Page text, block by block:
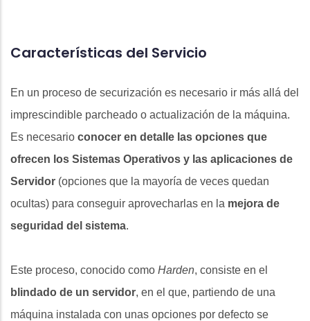
Características del Servicio
En un proceso de securización es necesario ir más allá del
imprescindible parcheado o actualización de la máquina.
Es necesario conocer en detalle las opciones que
ofrecen los Sistemas Operativos y las aplicaciones de
Servidor (opciones que la mayoría de veces quedan
ocultas) para conseguir aprovecharlas en la mejora de
seguridad del sistema.
Este proceso, conocido como Harden, consiste en el
blindado de un servidor, en el que, partiendo de una
máquina instalada con unas opciones por defecto se